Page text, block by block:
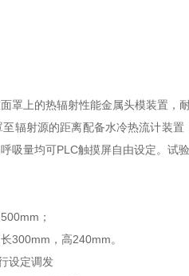
罩上的热辐射性能金属头模装置，
辐射源的距离配备水冷热流计装
吸量均可PLC触摸屏自由设定。试
500mm ；
300mm ，高240mm。
设定调发